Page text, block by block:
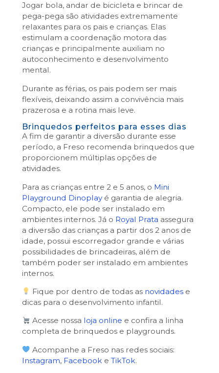
Jogar bola, andar de bicicleta e brincar de
pega-pega são atividades extremamente
relaxantes para os pais e crianças. Elas
estimulam a coordenação motora das
crianças e principalmente auxiliam no
autoconhecimento e desenvolvimento
mental.
Durante as férias, os pais podem ser mais
flexíveis, deixando assim a convivência mais
prazerosa e a rotina mais leve.
Brinquedos perfeitos para esses dias
A fim de garantir a diversão durante esse
período, a Freso recomenda brinquedos que
proporcionem múltiplas opções de
atividades.
Para as crianças entre 2 e 5 anos, o Mini
Playground Dinoplayé garantia de alegria.
Compacto, ele pode ser instalado em
ambientes internos. Já o Royal Prata assegura
a diversão das crianças a partir dos 2 anos de
idade, possui escorregador grande e várias
possibilidades de brincadeiras, além de
também poder ser instalado em ambientes
internos.
Fique por dentro de todas as novidades e
dicas para o desenvolvimento infantil.
Acesse nossa loja online e confira a linha
completa de brinquedos e playgrounds.
Acompanhe a Freso nas redes sociais:
Instagram, Facebooke TikTok.